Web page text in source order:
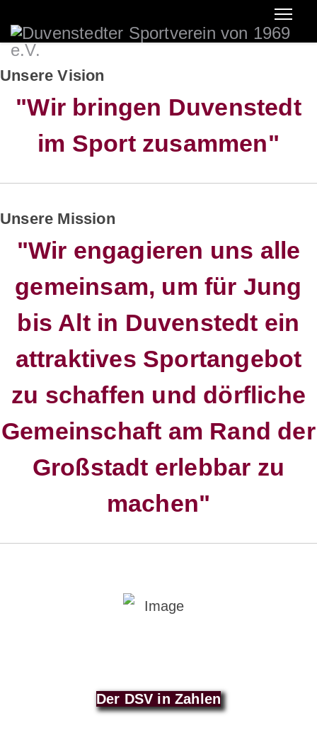
Unsere Vision
"Wir bringen Duvenstedt
im Sport zusammen"
Unsere Mission
"Wir engagieren uns alle
gemeinsam, um für Jung
bis Alt in Duvenstedt ein
attraktives Sportangebot
zu schaffen und dörfliche
Gemeinschaft am Rand der
Großstadt erlebbar zu
machen"
Der DSV in Zahlen